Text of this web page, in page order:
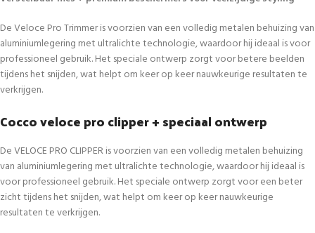
De Veloce Pro Trimmer is voorzien van een volledig metalen behuizing van
aluminiumlegering met ultralichte technologie, waardoor hij ideaal is voor
professioneel gebruik. Het speciale ontwerp zorgt voor betere beelden
tijdens het snijden, wat helpt om keer op keer nauwkeurige resultaten te
verkrijgen.
Cocco veloce pro clipper + speciaal ontwerp
De VELOCE PRO CLIPPER is voorzien van een volledig metalen behuizing
van aluminiumlegering met ultralichte technologie, waardoor hij ideaal is
voor professioneel gebruik. Het speciale ontwerp zorgt voor een beter
zicht tijdens het snijden, wat helpt om keer op keer nauwkeurige
resultaten te verkrijgen.